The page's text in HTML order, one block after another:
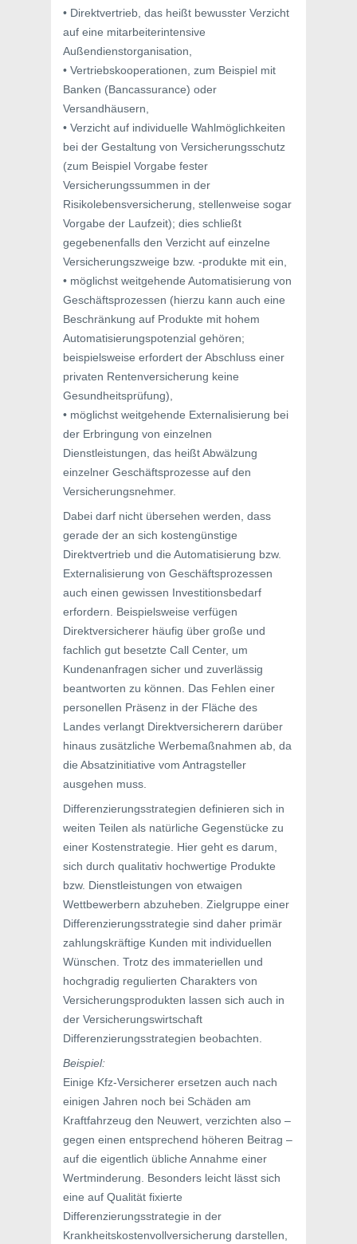
• Direktvertrieb, das heißt bewusster Verzicht
auf eine mitarbeiterintensive
Außendienstorganisation,
• Vertriebskooperationen, zum Beispiel mit
Banken (Bancassurance) oder
Versandhäusern,
• Verzicht auf individuelle Wahlmöglichkeiten
bei der Gestaltung von Versicherungsschutz
(zum Beispiel Vorgabe fester
Versicherungssummen in der
Risikolebensversicherung, stellenweise sogar
Vorgabe der Laufzeit); dies schließt
gegebenenfalls den Verzicht auf einzelne
Versicherungszweige bzw. -produkte mit ein,
• möglichst weitgehende Automatisierung von
Geschäftsprozessen (hierzu kann auch eine
Beschränkung auf Produkte mit hohem
Automatisierungspotenzial gehören;
beispielsweise erfordert der Abschluss einer
privaten Rentenversicherung keine
Gesundheitsprüfung),
• möglichst weitgehende Externalisierung bei
der Erbringung von einzelnen
Dienstleistungen, das heißt Abwälzung
einzelner Geschäftsprozesse auf den
Versicherungsnehmer.
Dabei darf nicht übersehen werden, dass
gerade der an sich kostengünstige
Direktvertrieb und die Automatisierung bzw.
Externalisierung von Geschäftsprozessen
auch einen gewissen Investitionsbedarf
erfordern. Beispielsweise verfügen
Direktversicherer häufig über große und
fachlich gut besetzte Call Center, um
Kundenanfragen sicher und zuverlässig
beantworten zu können. Das Fehlen einer
personellen Präsenz in der Fläche des
Landes verlangt Direktversicherern darüber
hinaus zusätzliche Werbemaßnahmen ab, da
die Absatzinitiative vom Antragsteller
ausgehen muss.
Differenzierungsstrategien definieren sich in
weiten Teilen als natürliche Gegenstücke zu
einer Kostenstrategie. Hier geht es darum,
sich durch qualitativ hochwertige Produkte
bzw. Dienstleistungen von etwaigen
Wettbewerbern abzuheben. Zielgruppe einer
Differenzierungsstrategie sind daher primär
zahlungskräftige Kunden mit individuellen
Wünschen. Trotz des immateriellen und
hochgradig regulierten Charakters von
Versicherungsprodukten lassen sich auch in
der Versicherungswirtschaft
Differenzierungsstrategien beobachten.
Beispiel:
Einige Kfz-Versicherer ersetzen auch nach
einigen Jahren noch bei Schäden am
Kraftfahrzeug den Neuwert, verzichten also –
gegen einen entsprechend höheren Beitrag –
auf die eigentlich übliche Annahme einer
Wertminderung. Besonders leicht lässt sich
eine auf Qualität fixierte
Differenzierungsstrategie in der
Krankheitskostenvollversicherung darstellen,